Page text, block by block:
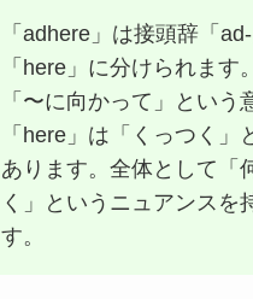
「adhere」は接頭辞「
「here」に分けられます
「〜に向かって」という
「here」は「くっつく」
あります。全体として「
く」というニュアンスを
す。